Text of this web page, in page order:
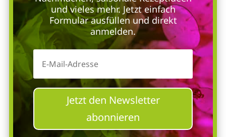
und vieles mehr. Jetzt einfach
Formular ausfüllen und direkt
anmelden.
Jetzt den Newsletter
abonnieren